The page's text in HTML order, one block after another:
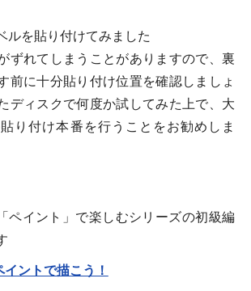
ルを貼り付けてみました
ずれてしまうことがありますので、裏
前に十分貼り付け位置を確認しましょ
ディスクで何度か試してみた上で、大
り付け本番を行うことをお勧めしま
ペイント」で楽しむシリーズの初級編
ントで描こう！